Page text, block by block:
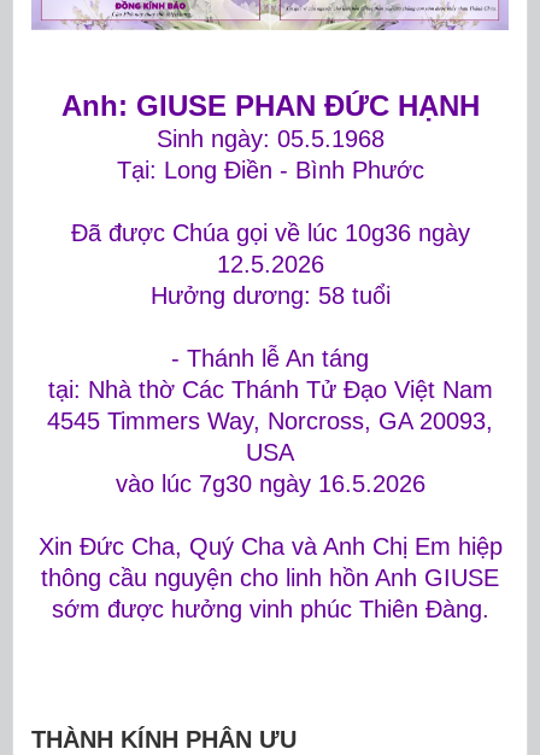
Anh: GIUSE PHAN ĐỨC HẠNH
Sinh ngày: 05.5.1968
Tại: Long Điền - Bình Phước
Đã được Chúa gọi về lúc 10g36 ngày
12.5.2026
Hưởng dương: 58 tuổi
- Thánh lễ An táng
tại: Nhà thờ Các Thánh Tử Đạo Việt Nam
4545 Timmers Way, Norcross, GA 20093,
USA
vào lúc 7g30 ngày 16.5.2026
Xin Đức Cha, Quý Cha và Anh Chị Em hiệp
thông cầu nguyện cho linh hồn Anh GIUSE
sớm được hưởng vinh phúc Thiên Đàng.
THÀNH KÍNH PHÂN ƯU